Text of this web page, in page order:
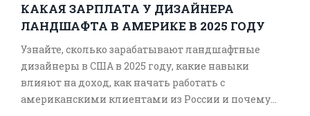
КАКАЯ ЗАРПЛАТА У ДИЗАЙНЕРА
ЛАНДШАФТА В АМЕРИКЕ В 2025 ГОДУ
Узнайте, сколько зарабатывают ландшафтные
дизайнеры в США в 2025 году, какие навыки
влияют на доход, как начать работать с
американскими клиентами из России и почему